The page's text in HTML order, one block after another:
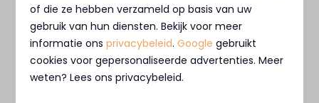
of die ze hebben verzameld op basis van uw
gebruik van hun diensten. Bekijk voor meer
informatie onsprivacybeleid.Google gebruikt
cookies voor gepersonaliseerde advertenties. Meer
weten? Lees ons privacybeleid.